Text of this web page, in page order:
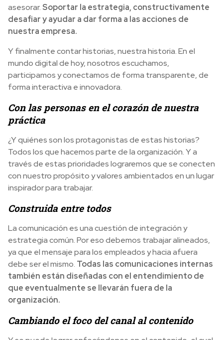
asesorar. Soportar la estrategia, constructivamente
desafiar y ayudar a dar forma a las acciones de
nuestra empresa.
Y finalmente contar historias, nuestra historia. En el
mundo digital de hoy, nosotros escuchamos,
participamos y conectamos de forma transparente, de
forma interactiva e innovadora.
Con las personas en el corazón de nuestra
práctica
¿Y quiénes son los protagonistas de estas historias?
Todos los que hacemos parte de la organización. Y a
través de estas prioridades lograremos que se conecten
con nuestro propósito y valores ambientados en un lugar
inspirador para trabajar.
Construida entre todos
La comunicación es una cuestión de integración y
estrategia común. Por eso debemos trabajar alineados,
ya que el mensaje para los empleados y hacia afuera
debe ser el mismo. Todas las comunicaciones internas
también están diseñadas con el entendimiento de
que eventualmente se llevarán fuera de la
organización.
Cambiando el foco del canal al contenido